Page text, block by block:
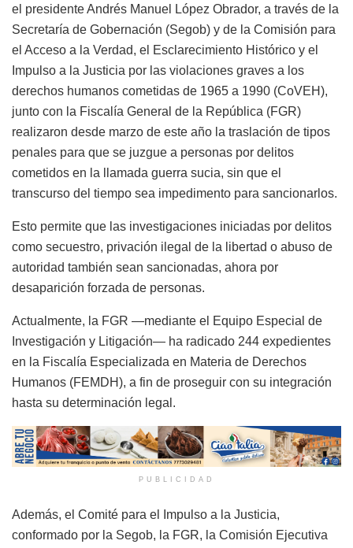
el presidente Andrés Manuel López Obrador, a través de la
Secretaría de Gobernación (Segob) y de la Comisión para
el Acceso a la Verdad, el Esclarecimiento Histórico y el
Impulso a la Justicia por las violaciones graves a los
derechos humanos cometidas de 1965 a 1990 (CoVEH),
junto con la Fiscalía General de la República (FGR)
realizaron desde marzo de este año la traslación de tipos
penales para que se juzgue a personas por delitos
cometidos en la llamada guerra sucia, sin que el
transcurso del tiempo sea impedimento para sancionarlos.
Esto permite que las investigaciones iniciadas por delitos
como secuestro, privación ilegal de la libertad o abuso de
autoridad también sean sancionadas, ahora por
desaparición forzada de personas.
Actualmente, la FGR —mediante el Equipo Especial de
Investigación y Litigación— ha radicado 244 expedientes
en la Fiscalía Especializada en Materia de Derechos
Humanos (FEMDH), a fin de proseguir con su integración
hasta su determinación legal.
PUBLICIDAD
Además, el Comité para el Impulso a la Justicia,
conformado por la Segob, la FGR, la Comisión Ejecutiva